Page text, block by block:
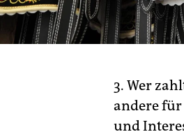
3. Wer
andere für
und